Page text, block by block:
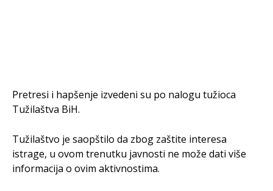
Pretresi i hapšenje izvedeni su po nalogu tužioca
Tužilaštva BiH.
Tužilaštvo je saopštilo da zbog zaštite interesa
istrage, u ovom trenutku javnosti ne može dati više
informacija o ovim aktivnostima.